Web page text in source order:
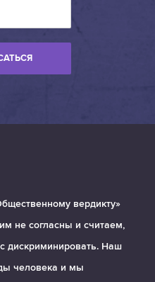
вердикту»
не согласны и считаем,
дискриминировать. Наш
человека и мы